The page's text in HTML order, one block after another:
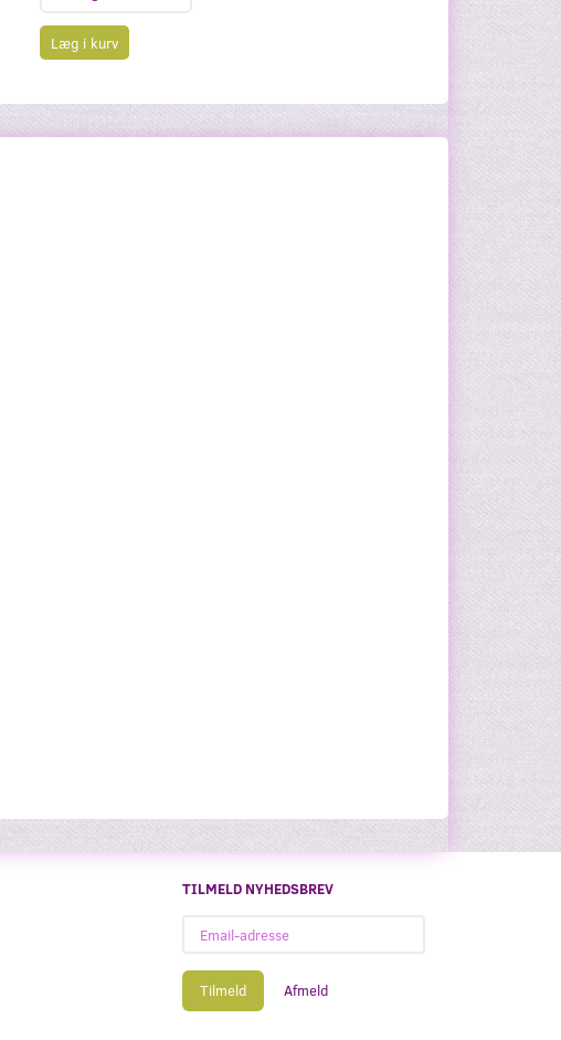
Læg i kurv
TILMELD NYHEDSBREV
adresse
Tilmeld Afmeld